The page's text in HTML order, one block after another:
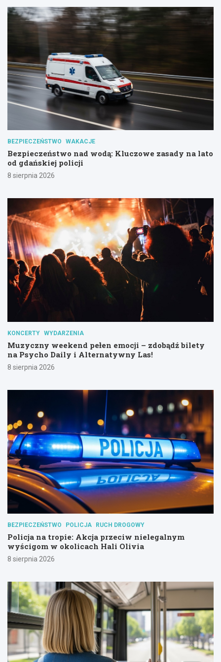
BEZPIECZEŃSTWO WAKACJE
Bezpieczeństwo nad wodą: Kluczowe zasady na lato
od gdańskiej policji
8 sierpnia 2026
KONCERTY WYDARZENIA
Muzyczny weekend pełen emocji – zdobądź bilety
na Psycho Daily i Alternatywny Las!
8 sierpnia 2026
BEZPIECZEŃSTWO POLICJA RUCH DROGOWY
Policja na tropie: Akcja przeciw nielegalnym
wyścigom w okolicach Hali Olivia
8 sierpnia 2026